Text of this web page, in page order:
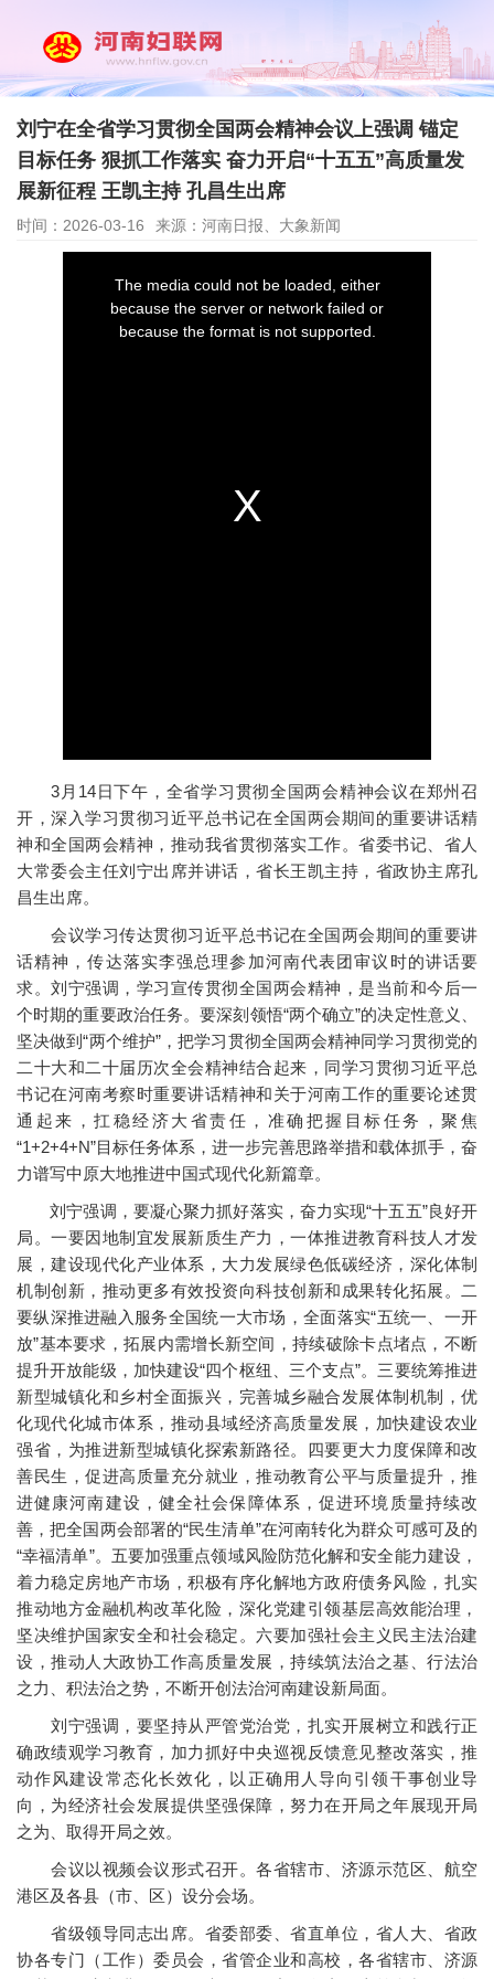
刘宁在全省学习贯彻全国两会精神会议上强调 锚定
目标任务 狠抓工作落实 奋力开启“十五五”高质量发
展新征程 王凯主持 孔昌生出席
时间：2026-03-16 来源：河南日报、大象新闻
3月14日下午，全省学习贯彻全国两会精神会议在郑州召
开，深入学习贯彻习近平总书记在全国两会期间的重要讲话精
神和全国两会精神，推动我省贯彻落实工作。省委书记、省人
大常委会主任刘宁出席并讲话，省长王凯主持，省政协主席孔
昌生出席。
会议学习传达贯彻习近平总书记在全国两会期间的重要讲
话精神，传达落实李强总理参加河南代表团审议时的讲话要
求。刘宁强调，学习宣传贯彻全国两会精神，是当前和今后一
个时期的重要政治任务。要深刻领悟“两个确立”的决定性意义、
坚决做到“两个维护”，把学习贯彻全国两会精神同学习贯彻党的
二十大和二十届历次全会精神结合起来，同学习贯彻习近平总
书记在河南考察时重要讲话精神和关于河南工作的重要论述贯
通起来，扛稳经济大省责任，准确把握目标任务，聚焦
“1+2+4+N”目标任务体系，进一步完善思路举措和载体抓手，奋
力谱写中原大地推进中国式现代化新篇章。
刘宁强调，要凝心聚力抓好落实，奋力实现“十五五”良好开
局。一要因地制宜发展新质生产力，一体推进教育科技人才发
展，建设现代化产业体系，大力发展绿色低碳经济，深化体制
机制创新，推动更多有效投资向科技创新和成果转化拓展。二
要纵深推进融入服务全国统一大市场，全面落实“五统一、一开
放”基本要求，拓展内需增长新空间，持续破除卡点堵点，不断
提升开放能级，加快建设“四个枢纽、三个支点”。三要统筹推进
新型城镇化和乡村全面振兴，完善城乡融合发展体制机制，优
化现代化城市体系，推动县域经济高质量发展，加快建设农业
强省，为推进新型城镇化探索新路径。四要更大力度保障和改
善民生，促进高质量充分就业，推动教育公平与质量提升，推
进健康河南建设，健全社会保障体系，促进环境质量持续改
善，把全国两会部署的“民生清单”在河南转化为群众可感可及的
“幸福清单”。五要加强重点领域风险防范化解和安全能力建设，
着力稳定房地产市场，积极有序化解地方政府债务风险，扎实
推动地方金融机构改革化险，深化党建引领基层高效能治理，
坚决维护国家安全和社会稳定。六要加强社会主义民主法治建
设，推动人大政协工作高质量发展，持续筑法治之基、行法治
之力、积法治之势，不断开创法治河南建设新局面。
刘宁强调，要坚持从严管党治党，扎实开展树立和践行正
确政绩观学习教育，加力抓好中央巡视反馈意见整改落实，推
动作风建设常态化长效化，以正确用人导向引领干事创业导
向，为经济社会发展提供坚强保障，努力在开局之年展现开局
之为、取得开局之效。
会议以视频会议形式召开。各省辖市、济源示范区、航空
港区及各县（市、区）设分会场。
省级领导同志出席。省委部委、省直单位，省人大、省政
协各专门（工作）委员会，省管企业和高校，各省辖市、济源